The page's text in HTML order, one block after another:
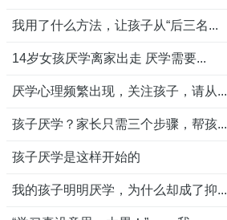
我用了什么方法，让孩子从“后三名...
14岁女孩厌学离家出走 厌学需要...
厌学心理频繁出现，关注孩子，请从...
孩子厌学？家长只需三个步骤，帮孩...
孩子厌学是这样开始的
我的孩子明明厌学，为什么却成了抑...